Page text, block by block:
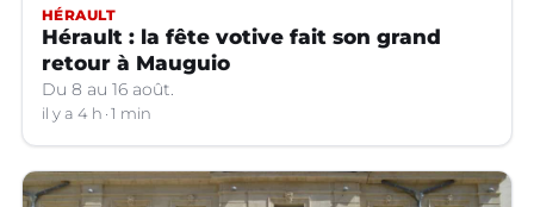
HÉRAULT
Hérault : la fête votive fait son grand
retour à Mauguio
Du 8 au 16 août.
il y a 4 h 1 min